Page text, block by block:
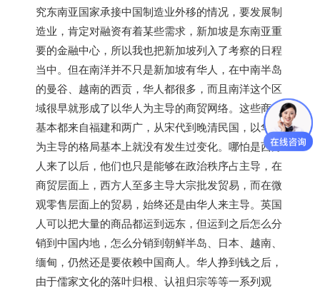
究东南亚国家承接中国制造业外移的情况，要发展制
造业，肯定对融资有着某些需求， 新加坡是东南亚重
要的金融中心，所以我也把新加坡列入了考察的日程
当中。但在南洋并不只是新加坡有华人，在中南半岛
的曼谷、越南的西贡，华人都很多，而且南洋这个区
域很早就形成了以华人为主导的商贸网络。这些商人
基本都来自福建和两广，从宋代到晚清民国，以华人
为主导的格局基本上就没有发生过变化。哪怕是西方
人来了以后，他们也只是能够在政治秩序占主导，在
商贸层面上，西方人至多主导大宗批发贸易，而在微
观零售层面上的贸易，始终还是由华人来主导。英国
人可以把大量的商品都运到远东，但运到之后怎么分
销到中国内地，怎么分销到朝鲜半岛、日本、越南、
缅甸，仍然还是要依赖中国商人。华人挣到钱之后，
由于儒家文化的落叶归根、认祖归宗等等一系列观